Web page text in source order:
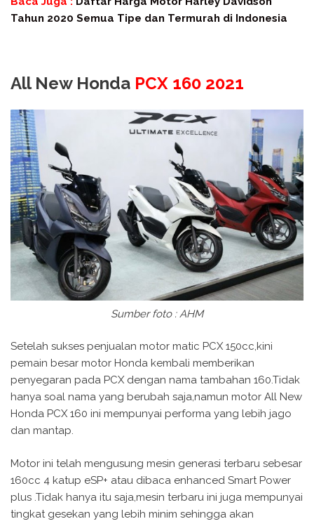
Tahun 2020 Semua Tipe dan Termurah di Indonesia
All New Honda PCX 160 2021
Sumber foto : AHM
Setelah sukses penjualan motor matic PCX 150cc,kini
pemain besar motor Honda kembali memberikan
penyegaran pada PCX dengan nama tambahan 160.Tidak
hanya soal nama yang berubah saja,namun motor All New
Honda PCX 160 ini mempunyai performa yang lebih jago
dan mantap.
Motor ini telah mengusung mesin generasi terbaru sebesar
160cc 4 katup eSP+ atau dibaca enhanced Smart Power
plus .Tidak hanya itu saja,mesin terbaru ini juga mempunyai
tingkat gesekan yang lebih minim sehingga akan